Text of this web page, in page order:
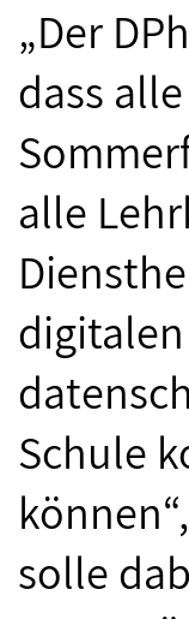
„Der
dass
alle
Schule
solle